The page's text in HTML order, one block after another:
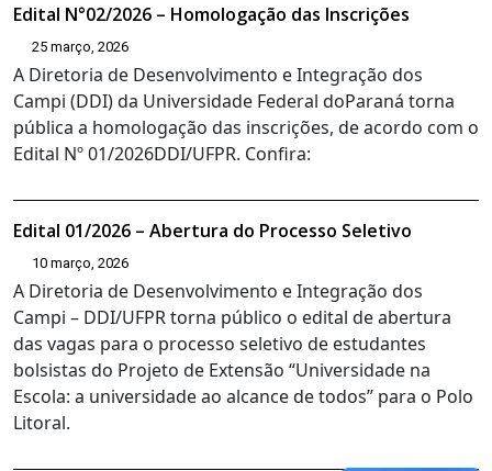
Edital N°02/2026 – Homologação das Inscrições
25 março, 2026
A Diretoria de Desenvolvimento e Integração dos
Campi (DDI) da Universidade Federal doParaná torna
pública a homologação das inscrições, de acordo com o
Edital Nº 01/2026DDI/UFPR. Confira:
Edital 01/2026 – Abertura do Processo Seletivo
10 março, 2026
A Diretoria de Desenvolvimento e Integração dos
Campi – DDI/UFPR torna público o edital de abertura
das vagas para o processo seletivo de estudantes
bolsistas do Projeto de Extensão “Universidade na
Escola: a universidade ao alcance de todos” para o Polo
Litoral.